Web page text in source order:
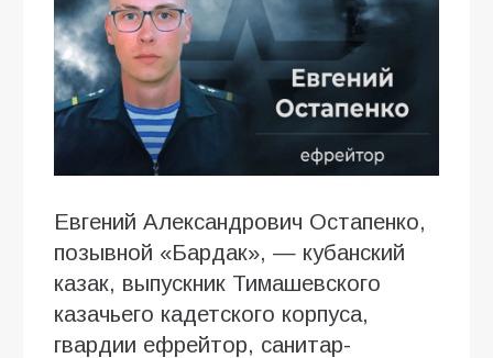
Евгений Александрович Остапенко,
позывной «Бардак», — кубанский
казак, выпускник Тимашевского
казачьего кадетского корпуса,
гвардии ефрейтор, санитар-